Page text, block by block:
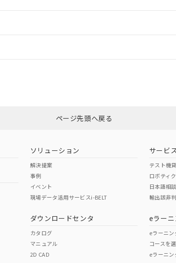
ンロードはこちらページ先頭へ戻る
ソリューション
解決提案
事例
イベント
現場データ活用サービスi-BELT
ダウンロードセンタ
カタログ
マニュアル
2D CAD
サービ
テスト機
ロボティ
日本語相
輸出該非
eラー
eラーニ
コースを
eラーニン